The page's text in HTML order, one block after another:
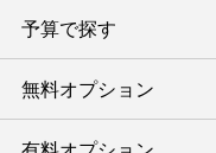
出産内祝い・お返し
香典返し・法要引出物
カタログギフトランキング
出産内祝 名入れ
今治タオル特集
カタログギフト
グルメ限定カタログギフト
グルメギフト
予算で探す
カタログギフトを予算で選
タオルギフトを予算で選ぶ
無料オプション